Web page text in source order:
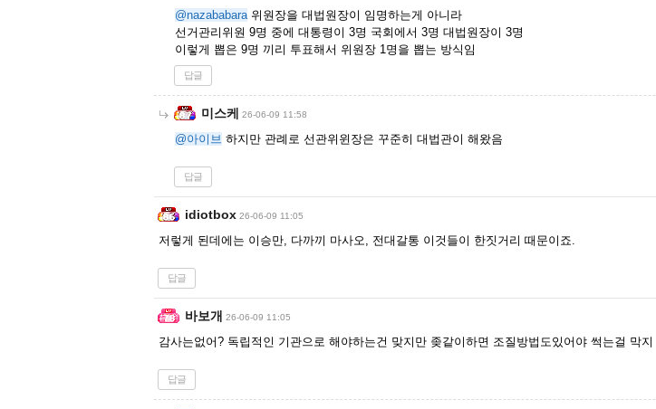
@nazababara위원장을 대법원장이 임명하는게 아니라
선거관리위원 9명 중에 대통령이 3명 국회에서 3명 대법원장이 3명
이렇게 뽑은 9명 끼리 투표해서 위원장 1명을 뽑는 방식임
답글
미스케 26-06-09 11:58
@아이브 하지만 관례로 선관위윈장은 꾸준히 대법관이 해왔음
답글
idiotbox 26-06-09 11:05
저렇게 된데에는 이승만, 다까끼 마사오, 전대갈통 이것들이 한짓거리 때문이죠.
답글
바보개 26-06-09 11:05
감사는없어? 독립적인 기관으로 해야하는건 맞지만 좆같이하면 조질방법도있어야 썩는걸 막지
답글